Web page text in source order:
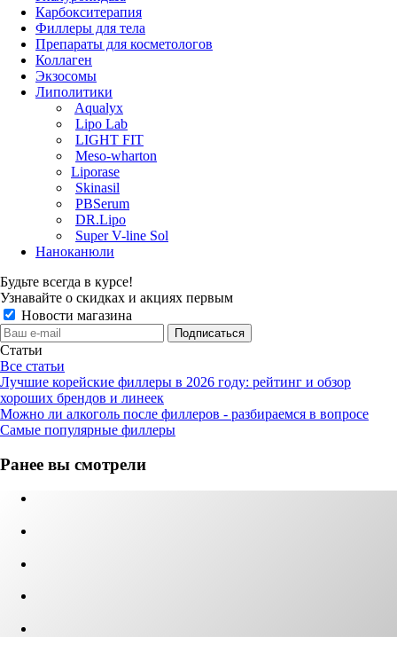
Карбокситерапия
Филлеры для тела
Препараты для косметологов
Коллаген
Экзосомы
Липолитики
Aqualyx
Lipo Lab
LIGHT FIT
Meso-wharton
Liporase
Skinasil
PBSerum
DR.Lipo
Super V-line Sol
Наноканюли
Будьте всегда в курсе!
Узнавайте о скидках и акциях первым
Новости магазина
Статьи
Все статьи
Лучшие корейские филлеры в 2026 году: рейтинг и обзор
хороших брендов и линеек
Можно ли алкоголь после филлеров - разбираемся в вопросе
Самые популярные филлеры
Ранее вы смотрели